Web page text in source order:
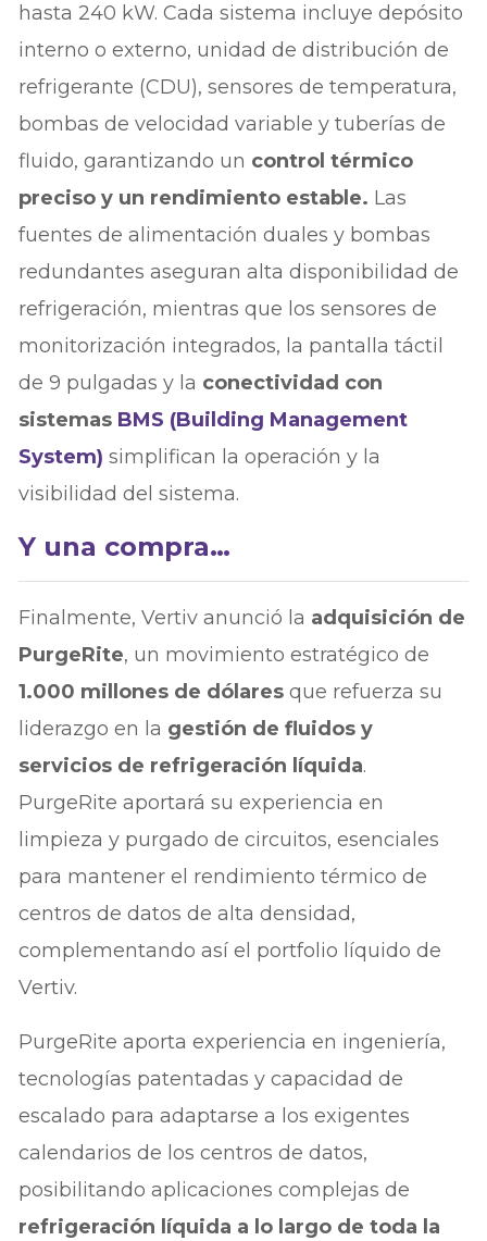
hasta 240 kW. Cada sistema incluye depósito
interno o externo, unidad de distribución de
refrigerante (CDU), sensores de temperatura,
bombas de velocidad variable y tuberías de
fluido, garantizando un control térmico
preciso y un rendimiento estable. Las
fuentes de alimentación duales y bombas
redundantes aseguran alta disponibilidad de
refrigeración, mientras que los sensores de
monitorización integrados, la pantalla táctil
de 9 pulgadas y la conectividad con
sistemas BMS (Building Management
System) simplifican la operación y la
visibilidad del sistema.
Y una compra…
Finalmente, Vertiv anunció la adquisición de
PurgeRite, un movimiento estratégico de
1.000 millones de dólares que refuerza su
liderazgo en la gestión de fluidos y
servicios de refrigeración líquida.
PurgeRite aportará su experiencia en
limpieza y purgado de circuitos, esenciales
para mantener el rendimiento térmico de
centros de datos de alta densidad,
complementando así el portfolio líquido de
Vertiv.
PurgeRite aporta experiencia en ingeniería,
tecnologías patentadas y capacidad de
escalado para adaptarse a los exigentes
calendarios de los centros de datos,
posibilitando aplicaciones complejas de
refrigeración líquida a lo largo de toda la